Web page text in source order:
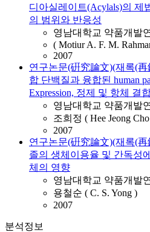
디아실레이트(Acylals)의 제
의 범위와 반응성
영남대학교 약품개발
( Motiur A. F. M.
2007
연구논문(硏究論文)(재록(
합 단백질과 융합된 human
Expression, 정제 및 항체 결
영남대학교 약품개발
조희정 ( Hee Jeong
2007
연구논문(硏究論文)(재록(
졸의 생체이용율 및 간독성
체의 영향
영남대학교 약품개발
용철순 ( C. S. Yong )
2007
분석정보